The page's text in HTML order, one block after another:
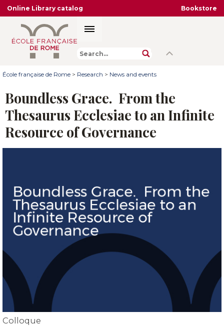
Online Library catalog Bookstore
École française de Rome > Research > News and events
Boundless Grace. From the
Thesaurus Ecclesiae to an Infinite
Resource of Governance
Colloque